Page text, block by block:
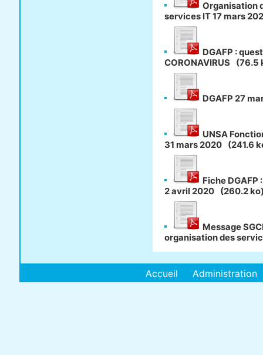
Organisation
services IT 17 mars
DGAFP :
CORONAVIRUS
(76.5
DGAFP 27
UNSA
31 mars 2020
(241.6
Fiche
2 avril 2020
(260.2
Message
organisation des
Accueil Administration